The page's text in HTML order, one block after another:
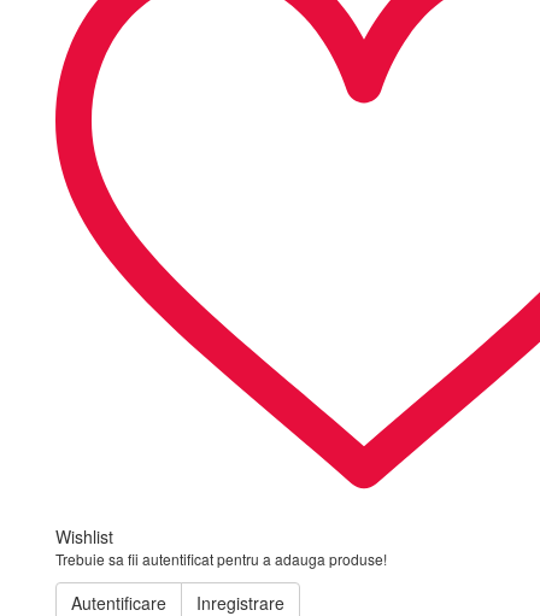
Wishlist
Trebuie sa fii autentificat pentru a adauga produse!
Autentificare Inregistrare